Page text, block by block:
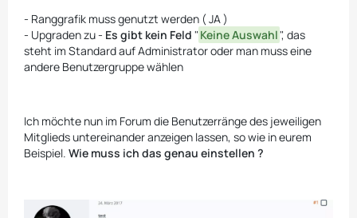
- Ranggrafik muss genutzt werden ( JA )
- Upgraden zu - Es gibt kein Feld " Keine Auswahl", das
steht im Standard auf Administrator oder man muss eine
andere Benutzergruppe wählen
Ich möchte nun im Forum die Benutzerränge des jeweiligen
Mitglieds untereinander anzeigen lassen, so wie in eurem
Beispiel. Wie muss ich das genau einstellen ?